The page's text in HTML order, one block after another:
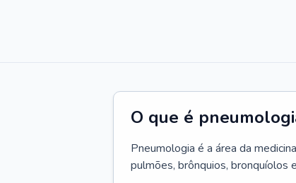
O que é
Pneumologia é a área da
pulmões, brônquios, bronquíolos